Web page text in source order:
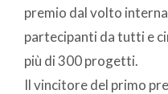
premio dal volto
partecipanti da tutti e
più di 300 progetti.
Il vincitore del primo